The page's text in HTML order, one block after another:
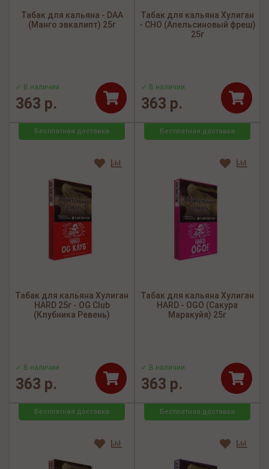
Табак для кальяна - DAA
(Манго эвкалипт) 25г
✓ В наличии
363 р.
Табак для кальяна Хулиган
- CHO (Апельсиновый фреш)
25г
✓ В наличии
363 р.
Бесплатная доставка
Табак для кальяна Хулиган
HARD 25г - OG Club
(Клубника Ревень)
✓ В наличии
363 р.
Бесплатная доставка
Табак для кальяна Хулиган
HARD - OGO (Сакура
Маракуйя) 25г
✓ В наличии
363 р.
Бесплатная доставка Бесплатная доставка